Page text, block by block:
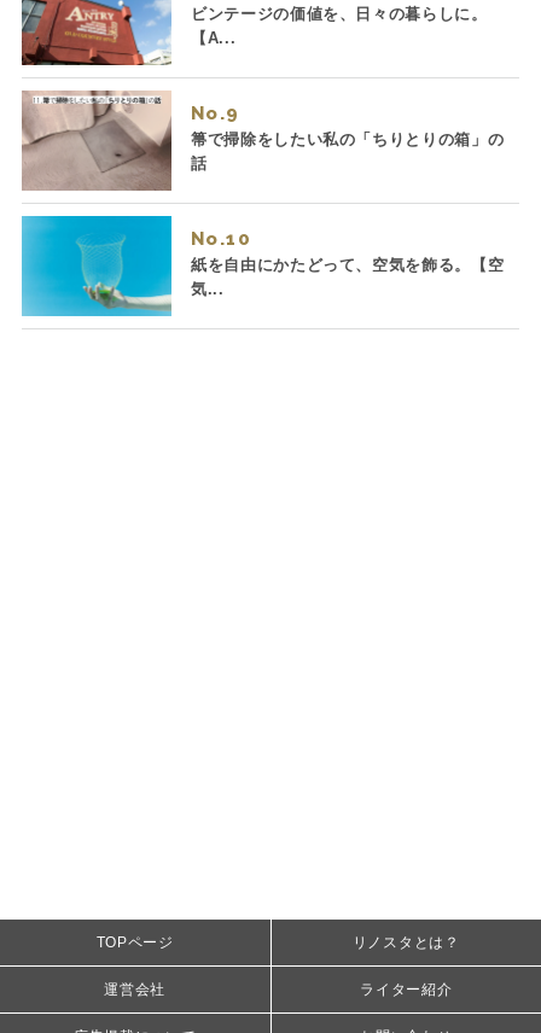
ビンテージの価値を、日々の暮らしに。
【A...
No.
箒で掃除をしたい私の「ちりとりの箱」の
話
No.
紙を自由にかたどって、空気を飾る。【空
気...
TOPページ リノスタとは？
運営会社 ライター紹介